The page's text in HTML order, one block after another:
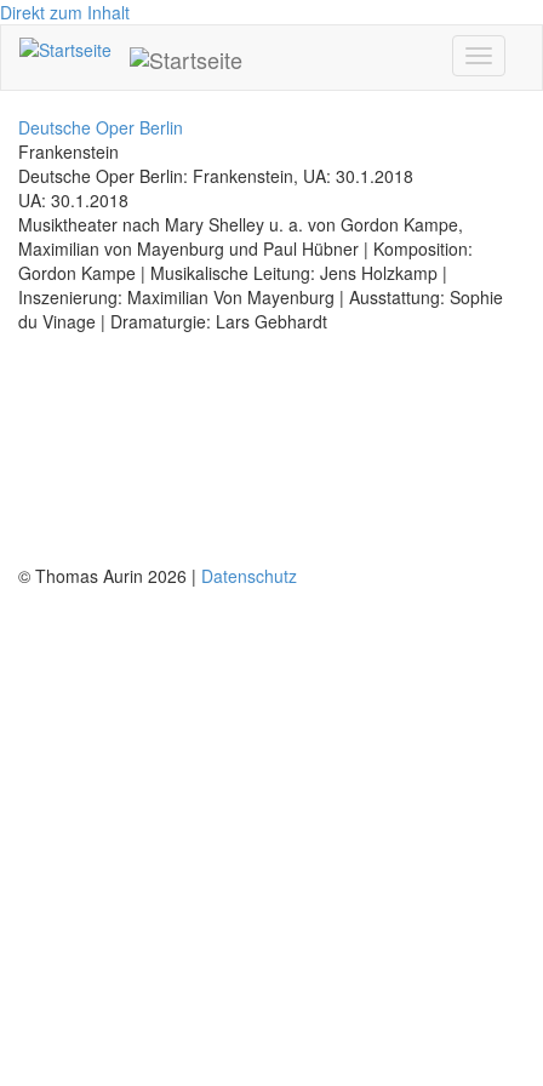
Direkt zum Inhalt
Toggle
Deutsche Oper Berlin
Frankenstein
Deutsche Oper Berlin: Frankenstein, UA: 30.1.2018
UA: 30.1.2018
Musiktheater nach Mary Shelley u. a. von Gordon Kampe,
Maximilian von Mayenburg und Paul Hübner | Komposition:
Gordon Kampe | Musikalische Leitung: Jens Holzkamp |
Inszenierung: Maximilian Von Mayenburg | Ausstattung: Sophie
du Vinage | Dramaturgie: Lars Gebhardt
© Thomas Aurin 2026 | Datenschutz